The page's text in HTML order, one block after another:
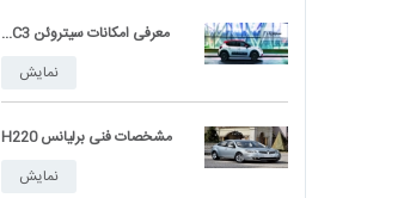
معرفی امکانات سیتروئن C3...
نمایش
مشخصات فنی برلیانس H220
نمایش